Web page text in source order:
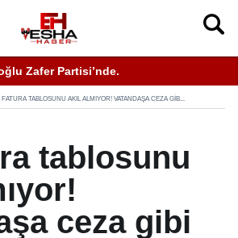
Gerekenler
Zafer Partisi’nde.
FATURA TABLOSUNU AKIL ALMIYOR! VATANDAŞA CEZA GIB...
tablosunu
ceza gibi